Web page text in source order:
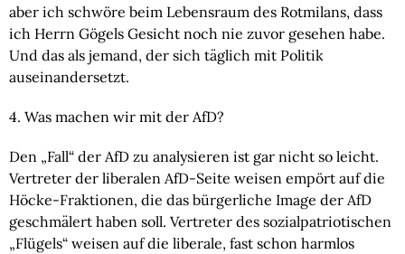
aber ich schwöre beim Lebensraum des Rotmilans, dass
ich Herrn Gögels Gesicht noch nie zuvor gesehen habe.
Und das als jemand, der sich täglich mit Politik
auseinandersetzt.
4. Was machen wir mit der AfD?
Den „Fall“ der AfD zu analysieren ist gar nicht so leicht.
Vertreter der liberalen AfD-Seite weisen empört auf die
Höcke-Fraktionen, die das bürgerliche Image der AfD
geschmälert haben soll. Vertreter des sozialpatriotischen
„Flügels“ weisen auf die liberale, fast schon harmlos